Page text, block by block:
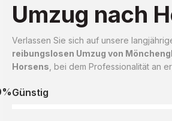
Umzug nach
Verlassen Sie sich auf unsere
reibungslosen Umzug von
Horsens , bei dem Professionalität an
Günstig